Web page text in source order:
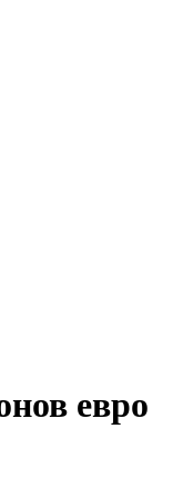
евро